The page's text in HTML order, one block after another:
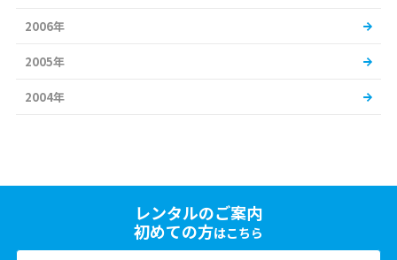
2006年
2005年
2004年
レンタルのご案内
初めての方はこちら